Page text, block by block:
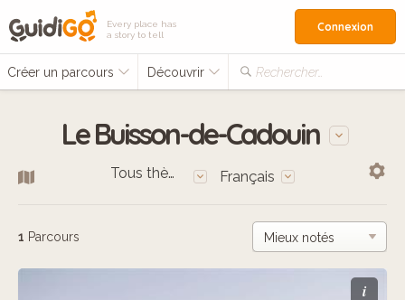
Every place has
a story to tell
Créer un parcours Découvrir Rechercher…
Connexion
Le Buisson-de-Cadouin
Tous thèmes Français
1 Parcours
i